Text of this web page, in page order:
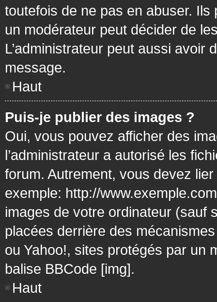
toutefois de ne pas en abuser.
un modérateur peut décider de
L’administrateur peut aussi avoir
message.
Haut
Puis-je publier des images ?
Oui, vous pouvez afficher des
l’administrateur a autorisé les
forum. Autrement, vous devez
exemple: http://
images de votre ordinateur (sauf
placées derrière des
ou Yahoo!, sites protégés par un
balise BBCode [img].
Haut